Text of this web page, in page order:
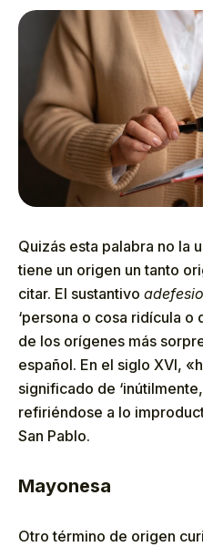
Quizás esta palabra no la
tiene un origen un tanto
citar. El sustantivo adefesio
‘persona o cosa ridícula o
de los orígenes más
español. En el siglo XVI,
significado de
refiriéndose a lo
San Pablo.
Mayonesa
Otro término de origen